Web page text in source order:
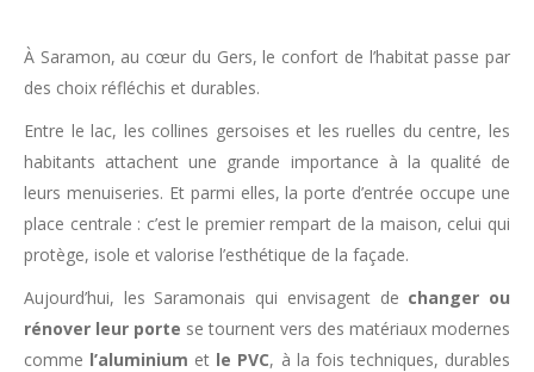
À Saramon, au cœur du Gers, le confort de l’habitat passe par
des choix réfléchis et durables.
Entre le lac, les collines gersoises et les ruelles du centre, les
habitants attachent une grande importance à la qualité de
leurs menuiseries. Et parmi elles, la porte d’entrée occupe une
place centrale : c’est le premier rempart de la maison, celui qui
protège, isole et valorise l’esthétique de la façade.
Aujourd’hui, les Saramonais qui envisagent de changer ou
rénover leur porte se tournent vers des matériaux modernes
comme l’aluminium et le PVC, à la fois techniques, durables